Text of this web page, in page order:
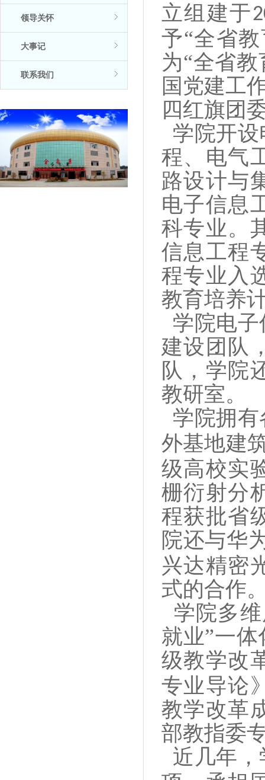
领导关怀
大事记
联系我们
立组建于
予“全省
为“全省
国党建工
四红旗团
学院开
程、电气
路设计与
电子信息
科专业。
信息工程
程专业入
教育培养
学院电
建设团队
队，学院
教研室。
学院拥
外基地建
级高校实
栅衍射分
程获批省
院还与华
兴达精密
式的合作
学院多
就业”一
级教学改
专业导论
教学改革
部教指委
近几年